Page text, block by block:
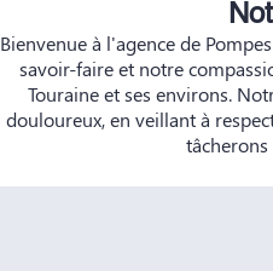
Bienvenue à l'agence de
savoir-faire et notre
Touraine et ses environs.
douloureux, en veillant à